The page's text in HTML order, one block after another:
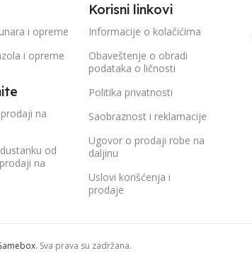
i opreme
i opreme
na
od
na
Korisni linkovi
Informacije o kolačićima
Obaveštenje o obradi
podataka o ličnosti
Politika privatnosti
Saobraznost i reklamacije
Ugovor o prodaji robe na
daljinu
Uslovi korišćenja i
prodaje
. Sva prava su zadržana.